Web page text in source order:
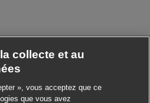
collecte et au
», vous acceptez que ce
que vous avez